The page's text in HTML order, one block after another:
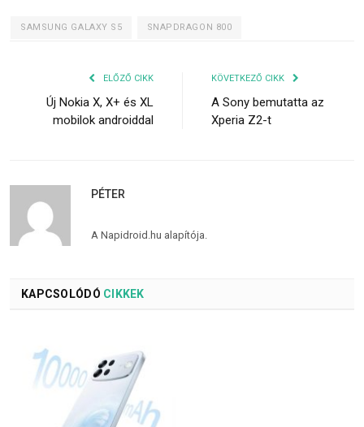
SAMSUNG GALAXY S5 SNAPDRAGON 800
ELŐZŐ CIKK
Új Nokia X, X+ és XL
mobilok androiddal
KÖVETKEZŐ CIKK
A Sony bemutatta az
Xperia Z2-t
PÉTER
A Napidroid.hu alapítója.
KAPCSOLÓDÓ CIKKEK